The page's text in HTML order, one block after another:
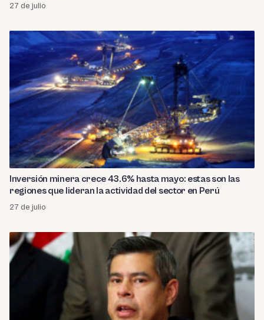
27 de julio
Inversión minera crece 43.6% hasta mayo: estas son las
regiones que lideran la actividad del sector en Perú
27 de julio